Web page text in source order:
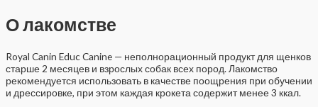
О лакомстве
Royal Canin Educ Canine — неполнорационный продукт для щенков
старше 2 месяцев и взрослых собак всех пород. Лакомство
рекомендуется использовать в качестве поощрения при обучении
и дрессировке, при этом каждая крокета содержит менее 3 ккал.